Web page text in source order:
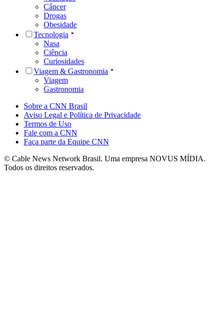
Câncer
Drogas
Obesidade
Tecnologia
Nasa
Ciência
Curiosidades
Viagem & Gastronomia
Viagem
Gastronomia
Sobre a CNN Brasil
Aviso Legal e Política de Privacidade
Termos de Uso
Fale com a CNN
Faça parte da Equipe CNN
© Cable News Network Brasil. Uma empresa NOVUS MÍDIA.
Todos os direitos reservados.